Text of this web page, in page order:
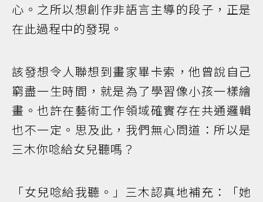
心。之所以想創作非語言主導的段子，正是
在此過程中的發現。
該發想令人聯想到畫家畢卡索，他曾說自己
窮盡一生時間，就是為了學習像小孩一樣繪
畫。也許在藝術工作領域確實存在共通邏輯
也不一定。思及此，我們無心問道：所以是
三木你唸給女兒聽嗎？
「女兒唸給我聽。」三木認真地補充：「她